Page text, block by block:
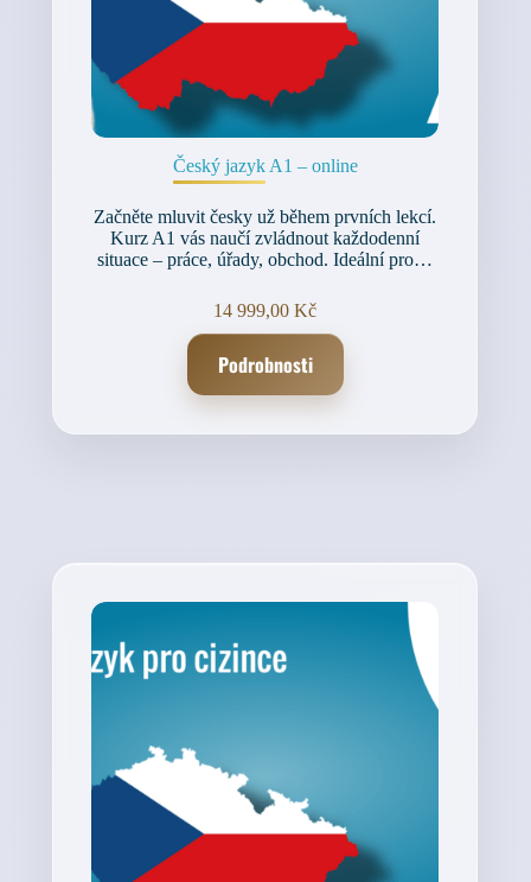
Český jazyk A1 – online
Začněte mluvit česky už během prvních lekcí.
Kurz A1 vás naučí zvládnout každodenní
situace – práce, úřady, obchod. Ideální pro…
14 999,00Kč
Podrobnosti